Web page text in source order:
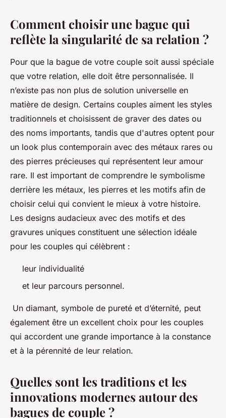
Comment choisir une bague qui
reflète la singularité de sa relation ?
Pour que la bague de votre couple soit aussi spéciale
que votre relation, elle doit être personnalisée. Il
n’existe pas non plus de solution universelle en
matière de design. Certains couples aiment les styles
traditionnels et choisissent de graver des dates ou
des noms importants, tandis que d'autres optent pour
un look plus contemporain avec des métaux rares ou
des pierres précieuses qui représentent leur amour
rare. Il est important de comprendre le symbolisme
derrière les métaux, les pierres et les motifs afin de
choisir celui qui convient le mieux à votre histoire.
Les designs audacieux avec des motifs et des
gravures uniques constituent une sélection idéale
pour les couples qui célèbrent :
leur individualité
et leur parcours personnel.
Un diamant, symbole de pureté et d’éternité, peut
également être un excellent choix pour les couples
qui accordent une grande importance à la constance
et à la pérennité de leur relation.
Quelles sont les traditions et les
innovations modernes autour des
bagues de couple ?